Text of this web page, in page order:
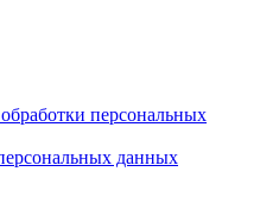
персональных
данных